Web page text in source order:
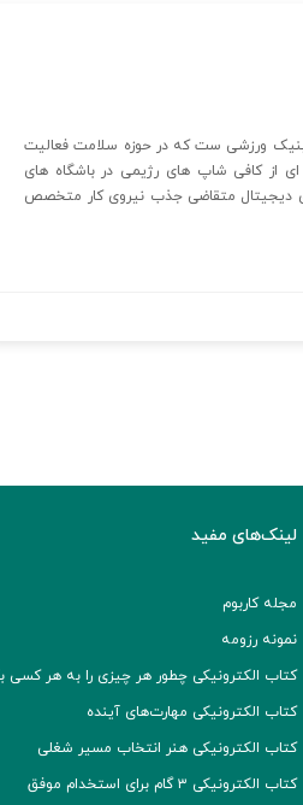
ورزشی ست که در حوزه سلامت فعالیت
از کافی شاپ های رژیمی در باشگاه های
دیجیتال متقاضی جذب نیروی کار متخصص
لینک‌های مفید
مجله کاربوم
نمونه رزومه
کتاب الکترونیکی چطور هر چیزی را به هر کسی
کتاب الکترونیکی مهارت‌های آینده
کتاب الکترونیکی هنر انتخاب مسیر شغلی
کتاب الکترونیکی ۳ گام برای استخدام موفق